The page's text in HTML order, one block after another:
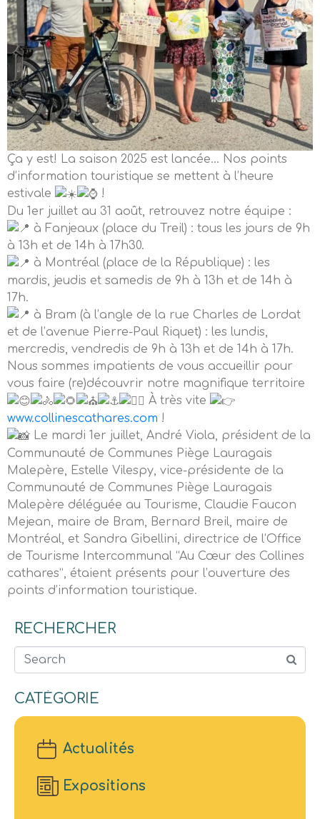
Ça y est! La saison 2025 est lancée… Nos points
d’information touristique se mettent à l’heure
estivale
!
Du 1er juillet au 31 août, retrouvez notre équipe :
à Fanjeaux (place du Treil) : tous les jours de 9h
à 13h et de 14h à 17h30.
à Montréal (place de la République) : les
mardis, jeudis et samedis de 9h à 13h et de 14h à
17h.
à Bram (à l’angle de la rue Charles de Lordat
et de l’avenue Pierre-Paul Riquet) : les lundis,
mercredis, vendredis de 9h à 13h et de 14h à 17h.
Nous sommes impatients de vous accueillir pour
vous faire (re)découvrir notre magnifique territoire
À très vite
www.collinescathares.com !
Le mardi 1er juillet, André Viola, président de la
Communauté de Communes Piège Lauragais
Malepère, Estelle Vilespy, vice-présidente de la
Communauté de Communes Piège Lauragais
Malepère déléguée au Tourisme, Claudie Faucon
Mejean, maire de Bram, Bernard Breil, maire de
Montréal, et Sandra Gibellini, directrice de l’Office
de Tourisme Intercommunal “Au Cœur des Collines
cathares”, étaient présents pour l’ouverture des
points d’information touristique.
RECHERCHER
Search
CATÉGORIE
Actualités
Expositions